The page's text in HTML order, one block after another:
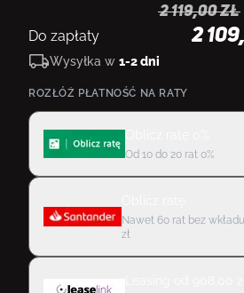
2 119,00zł
Do zapłaty 2
Wysyłka w 1-2 dni
ROZŁÓŻ PŁATNOŚĆ NA RATY
Od 10 do 20 rat 0%
Nawet 60 rat bez
zł